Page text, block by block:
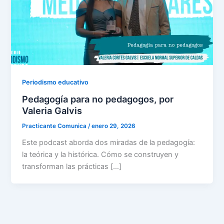
Periodismo educativo
Pedagogía para no pedagogos, por
Valeria Galvis
Practicante Comunica/enero 29, 2026
Este podcast aborda dos miradas de la pedagogía:
la teórica y la histórica. Cómo se construyen y
transforman las prácticas […]